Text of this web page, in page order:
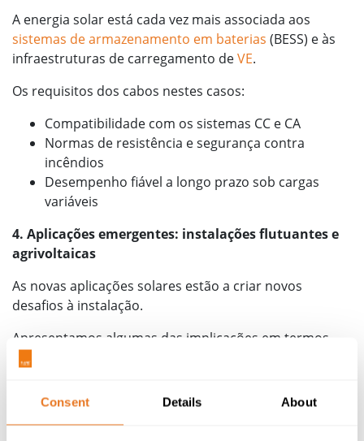
Consent Details About
A energia solar está cada vez mais associada aos
sistemas de armazenamento em baterias (BESS) e às
infraestruturas de carregamento deVE.
Os requisitos dos cabos nestes casos:
Compatibilidade com os sistemas CC e CA
Normas de resistência e segurança contra
incêndios
Desempenho fiável a longo prazo sob cargas
variáveis
4. Aplicações emergentes: instalações flutuantes e
agrivoltaicas
As novas aplicações solares estão a criar novos
desafios à instalação.
Apresentamos algumas das implicações em termos
dos cabos:
flutuantes
Resistência aos raios UV e às condições